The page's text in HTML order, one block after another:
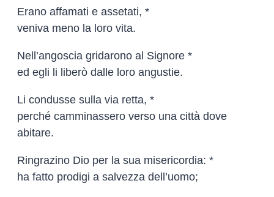
Erano affamati e assetati, *
veniva meno la loro vita.
Nell’angoscia gridarono al Signore *
ed egli li liberò dalle loro angustie.
Li condusse sulla via retta, *
perché camminassero verso una città dove
abitare.
Ringrazino Dio per la sua misericordia: *
ha fatto prodigi a salvezza dell’uomo;